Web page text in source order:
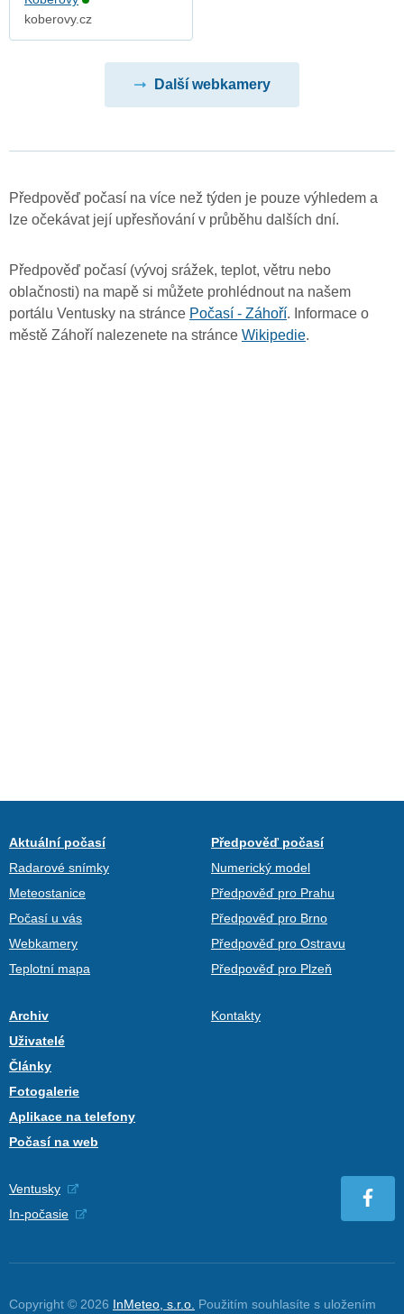
koberovy.cz
Další webkamery
Předpověď počasí na více než týden je pouze výhledem a
lze očekávat její upřesňování v průběhu dalších dní.
Předpověď počasí (vývoj srážek, teplot, větru nebo
oblačnosti) na mapě si můžete prohlédnout na našem
portálu Ventusky na stránce Počasí - Záhoří. Informace o
městě Záhoří nalezenete na stránce Wikipedie.
Aktuální počasí
Radarové snímky
Meteostanice
Počasí u vás
Webkamery
Teplotní mapa
Předpověď počasí
Numerický model
Předpověď pro Prahu
Předpověď pro Brno
Předpověď pro Ostravu
Předpověď pro Plzeň
Archiv
Uživatelé
Články
Fotogalerie
Aplikace na telefony
Počasí na web
Kontakty
Ventusky
In-počasie
Copyright © 2026 InMeteo, s.r.o. Použitím souhlasíte s uložením